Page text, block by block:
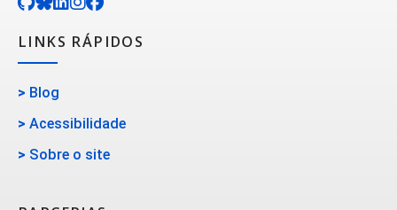
LINKS RÁPIDOS
> Blog
> Acessibilidade
> Sobre o site